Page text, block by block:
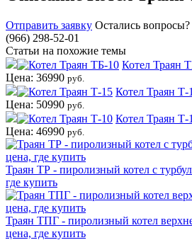
Отправить заявку Остались вопросы?
(966) 298-52-01
Статьи на похожие темы
Котел Траян
Цена: 36990 руб.
Котел Траян Т-
Цена: 50990 руб.
Котел Траян Т-
Цена: 46990 руб.
Траян ТР - пиролизный котел с
где купить
Траян ТПГ - пиролизный котел
цена, где купить